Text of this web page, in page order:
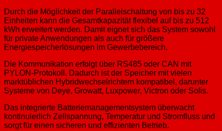
Durch die Möglichkeit der Parallelschaltung von bis zu 32
Einheiten kann die Gesamtkapazität flexibel auf bis zu 512
kWh erweitert werden. Damit eignet sich das System sowohl
für private Anwendungen als auch für größere
Energiespeicherlösungen im Gewerbebereich.
Die Kommunikation erfolgt über RS485 oder CAN mit
PYLON-Protokoll. Dadurch ist der Speicher mit vielen
marktüblichen Hybridwechselrichtern kompatibel, darunter
Systeme von Deye, Growatt, Luxpower, Victron oder Solis.
Das integrierte Batteriemanagementsystem überwacht
kontinuierlich Zellspannung, Temperatur und Stromfluss und
sorgt für einen sicheren und effizienten Betrieb.